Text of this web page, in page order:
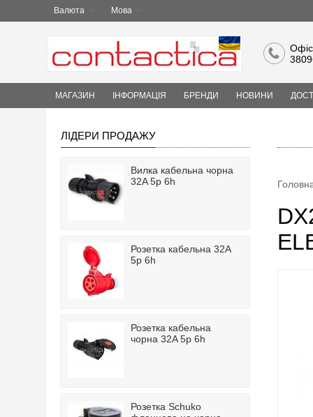
Валюта Мова
Офіс
МАГАЗИН ІНФОРМАЦІЯ БРЕНДИ НОВИНИ
ЛІДЕРИ ПРОДАЖУ
Вилка кабельна чорна
32A 5p 6h
Розетка кабельна 32A
5p 6h
Розетка кабельна
чорна 32A 5p 6h
Розетка Schuko